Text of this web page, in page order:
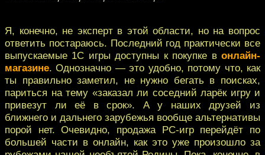
Я, конечно, не эксперт в этой области, но на вопрос
ответить постараюсь. Последний год практически все
выпускаемые 1С игры доступны к покупке в онлайн-
магазине. Однозначно — это удобно, потому что, как
ты правильно заметил, не нужно бегать в поисках,
париться на тему «заказал ли соседний ларёк игру и
привезут ли её в срок». А у наших друзей из
ближнего и дальнего зарубежья вообще альтернативы
порой нет. Очевидно, продажа РС-игр перейдёт по
большей части в онлайн, как это уже произошло за